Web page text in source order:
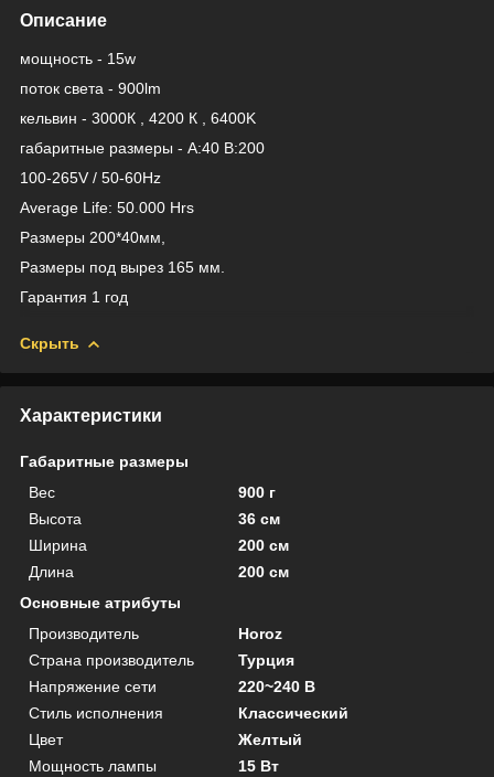
Описание
мощность - 15w
поток света - 900lm
кельвин - 3000К , 4200 К , 6400K
габаритные размеры - A:40 B:200
100-265V / 50-60Hz
Average Life: 50.000 Hrs
Размеры 200*40мм,
Размеры под вырез 165 мм.
Гарантия 1 год
Скрыть
Характеристики
Габаритные размеры
Вес
900 г
Высота
36 см
Ширина
200 см
Длина
200 см
Основные атрибуты
Производитель
Horoz
Страна производитель
Турция
Напряжение сети
220~240 В
Стиль исполнения
Классический
Цвет
Желтый
Мощность лампы
15 Вт